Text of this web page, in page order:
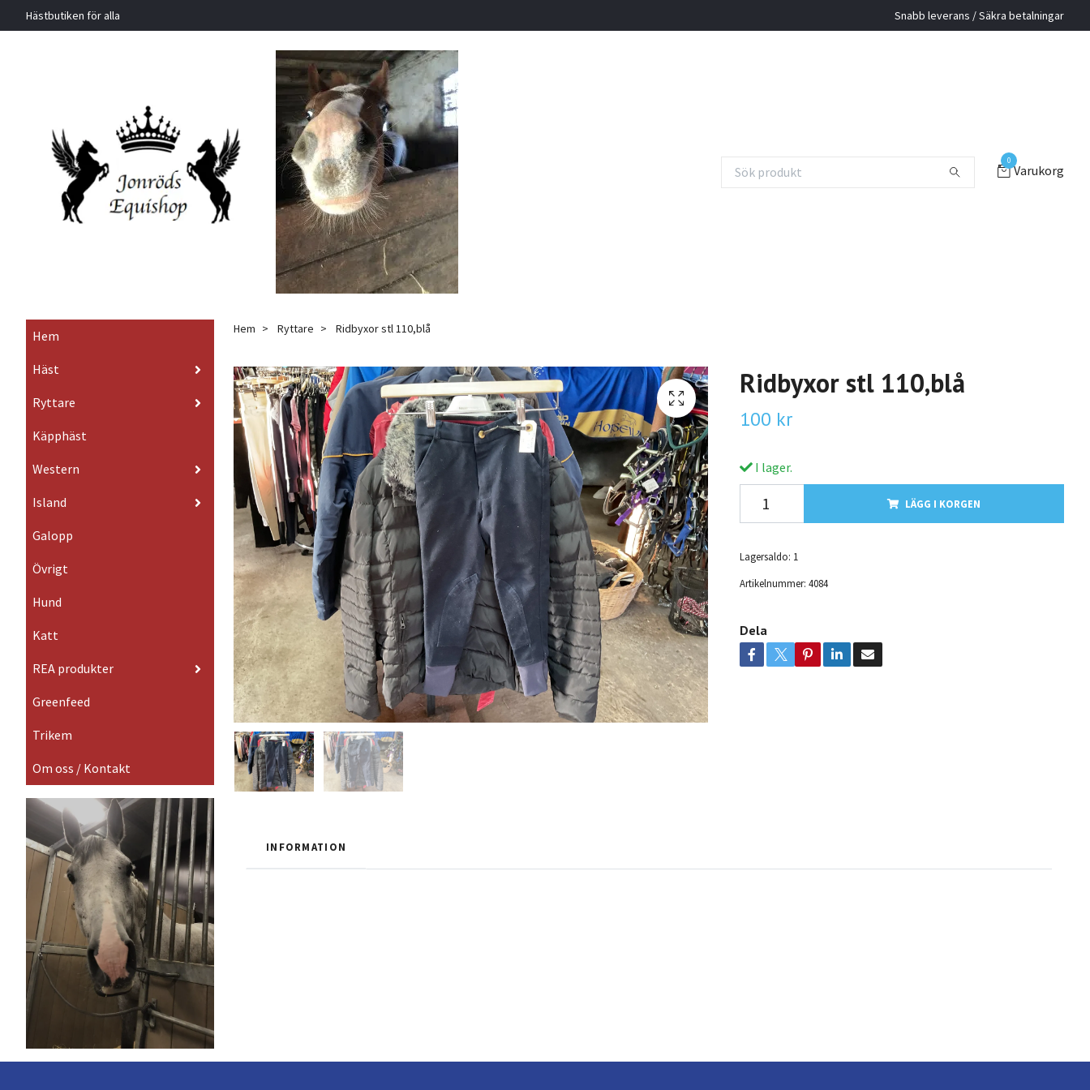
Hästbutiken för alla Snabb leverans / Säkra betalningar
0
Varukorg
Hem
Häst
Ryttare
Käpphäst
Western
Island
Galopp
Övrigt
Hund
Katt
REA produkter
Greenfeed
Trikem
Om oss / Kontakt
Hem Ryttare Ridbyxor stl 110,blå
Ridbyxor stl 110,blå
100 kr
I lager.
LÄGG I KORGEN
Lagersaldo: 1
Artikelnummer: 4084
Dela
INFORMATION